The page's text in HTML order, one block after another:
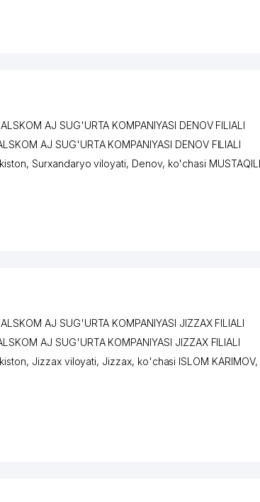
ALSKOM AJ SUG'URTA KOMPANIYASI DENOV FILIALI
AJ SUG'URTA KOMPANIYASI DENOV FILIALI
Surxandaryo viloyati, Denov, ko'chasi
ALSKOM AJ SUG'URTA KOMPANIYASI JIZZAX FILIALI
AJ SUG'URTA KOMPANIYASI JIZZAX FILIALI
Jizzax viloyati, Jizzax, ko'chasi ISLOM KARIMOV,